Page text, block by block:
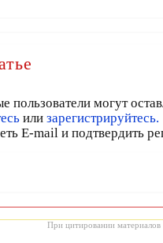
пользователи могут
или зарегистрируйтесь.
E-mail и подтвердить
При цитировании материалов